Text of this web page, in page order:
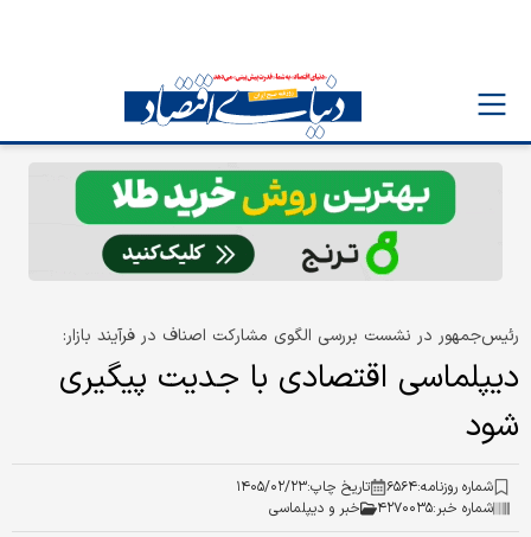
رئیس‌جمهور در نشست بررسی الگوی مشارکت اصناف در فرآیند بازار:
دیپلماسی اقتصادی با جدیت پیگیری
شود
شماره روزنامه:۶۵۶۴ تاریخ چاپ:۱۴۰۵/۰۲/۲۳
شماره خبر:۴۲۷۰۰۳۵ خبر و دیپلماسی